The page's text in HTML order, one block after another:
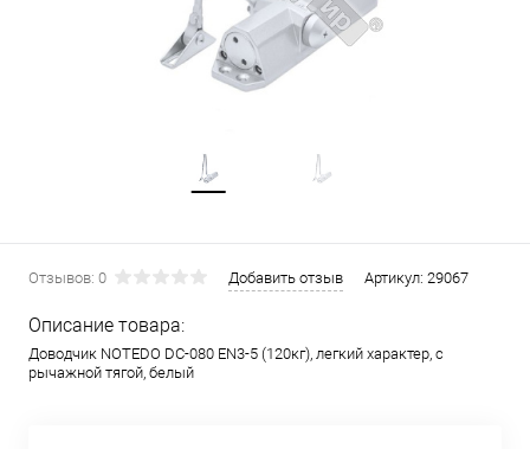
Отзывов: 0 Добавить отзыв Артикул: 29067
Описание товара:
Доводчик NOTEDO DC-080 EN3-5 (120кг), легкий характер, с
рычажной тягой, белый